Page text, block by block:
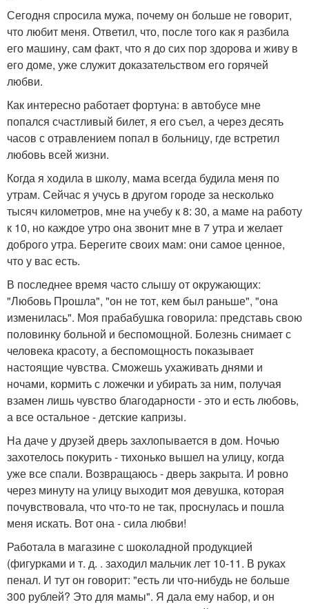
Сегодня спросила мужа, почему он больше не говорит,
что любит меня. Ответил, что, после того как я разбила
его машину, сам факт, что я до сих пор здорова и живу в
его доме, уже служит доказательством его горячей
любви.
Как интересно работает фортуна: в автобусе мне
попался счастливый билет, я его съел, а через десять
часов с отравлением попал в больницу, где встретил
любовь всей жизни.
Когда я ходила в школу, мама всегда будила меня по
утрам. Сейчас я учусь в другом городе за несколько
тысяч километров, мне на учебу к 8: 30, а маме на работу
к 10, но каждое утро она звонит мне в 7 утра и желает
доброго утра. Берегите своих мам: они самое ценное,
что у вас есть.
В последнее время часто слышу от окружающих:
"Любовь Прошла", "он не тот, кем был раньше", "она
изменилась". Моя прабабушка говорила: представь свою
половинку больной и беспомощной. Болезнь снимает с
человека красоту, а беспомощность показывает
настоящие чувства. Сможешь ухаживать днями и
ночами, кормить с ложечки и убирать за ним, получая
взамен лишь чувство благодарности - это и есть любовь,
а все остальное - детские капризы.
На даче у друзей дверь захлопывается в дом. Ночью
захотелось покурить - тихонько вышел на улицу, когда
уже все спали. Возвращаюсь - дверь закрыта. И ровно
через минуту на улицу выходит моя девушка, которая
почувствовала, что что-то не так, проснулась и пошла
меня искать. Вот она - сила любви!
Работала в магазине с шоколадной продукцией
(фигурками и т. д. . заходил мальчик лет 10-11. В руках
пенал. И тут он говорит: "есть ли что-нибудь не больше
300 рублей? Это для мамы". Я дала ему набор, и он